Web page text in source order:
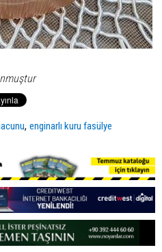
,enginarlı kuru fasülye